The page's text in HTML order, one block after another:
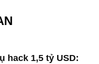
hack 1,5 tỷ USD: